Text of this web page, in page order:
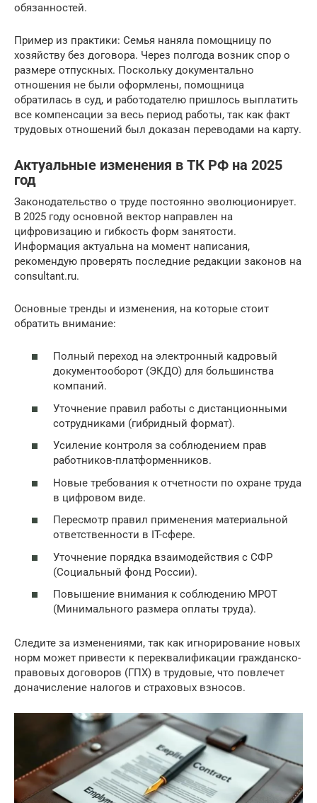
обязанностей.
Пример из практики: Семья наняла помощницу по
хозяйству без договора. Через полгода возник спор о
размере отпускных. Поскольку документально
отношения не были оформлены, помощница
обратилась в суд, и работодателю пришлось выплатить
все компенсации за весь период работы, так как факт
трудовых отношений был доказан переводами на карту.
Актуальные изменения в ТК РФ на 2025
год
Законодательство о труде постоянно эволюционирует.
В 2025 году основной вектор направлен на
цифровизацию и гибкость форм занятости.
Информация актуальна на момент написания,
рекомендую проверять последние редакции законов на
consultant.ru.
Основные тренды и изменения, на которые стоит
обратить внимание:
Полный переход на электронный кадровый
документооборот (ЭКДО) для большинства
компаний.
Уточнение правил работы с дистанционными
сотрудниками (гибридный формат).
Усиление контроля за соблюдением прав
работников-платформенников.
Новые требования к отчетности по охране труда
в цифровом виде.
Пересмотр правил применения материальной
ответственности в IT-сфере.
Уточнение порядка взаимодействия с СФР
(Социальный фонд России).
Повышение внимания к соблюдению МРОТ
(Минимального размера оплаты труда).
Следите за изменениями, так как игнорирование новых
норм может привести к переквалификации гражданско-
правовых договоров (ГПХ) в трудовые, что повлечет
доначисление налогов и страховых взносов.